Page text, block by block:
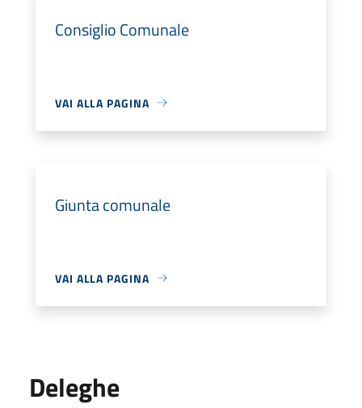
Consiglio Comunale
VAI ALLA PAGINA
Giunta comunale
VAI ALLA PAGINA
Deleghe